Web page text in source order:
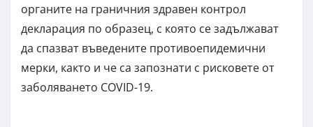
органите на граничния здравен контрол
декларация по образец, с която се задължават
да спазват въведените противоепидемични
мерки, както и че са запознати с рисковете от
заболяването COVID-19.